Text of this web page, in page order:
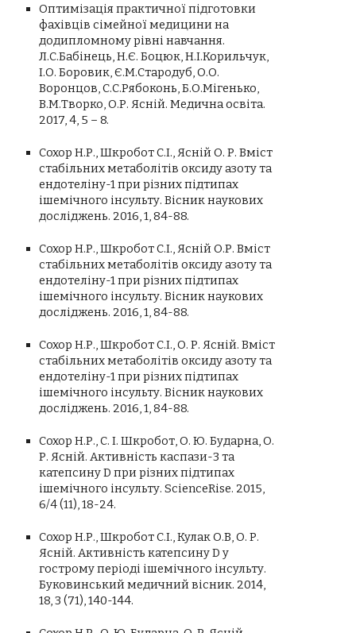
Оптимізація практичної підготовки
фахівців сімейної медицини на
додипломному рівні навчання.
Л.С.Бабінець, Н.Є. Боцюк, Н.І.Корильчук,
І.О. Боровик, Є.М.Стародуб, О.О.
Воронцов, С.С.Рябоконь, Б.О.Мігенько,
В.М.Творко, О.Р. Ясній. Медична освіта.
2017, 4, 5 – 8.
Сохор Н.Р., Шкробот С.І., Ясній О. Р. Вміст
стабільних метаболітів оксиду азоту та
ендотеліну-1 при різних підтипах
ішемічного інсульту. Вісник наукових
досліджень. 2016, 1, 84-88.
Сохор Н.Р., Шкробот С.І., Ясній О.Р. Вміст
стабільних метаболітів оксиду азоту та
ендотеліну-1 при різних підтипах
ішемічного інсульту. Вісник наукових
досліджень. 2016, 1, 84-88.
Сохор Н.Р., Шкробот С.І., О. Р. Ясній. Вміст
стабільних метаболітів оксиду азоту та
ендотеліну-1 при різних підтипах
ішемічного інсульту. Вісник наукових
досліджень. 2016, 1, 84-88.
Сохор Н.Р., С. І. Шкробот, О. Ю. Бударна, О.
Р. Ясній. Активність каспази-3 та
катепсину D при різних підтипах
ішемічного інсульту. ScienceRise. 2015,
6/4 (11), 18-24.
Сохор Н.Р., Шкробот С.І., Кулак О.В, О. Р.
Ясній. Активність катепсину D у
гострому періоді ішемічного інсульту.
Буковинський медичний вісник. 2014,
18, 3 (71), 140-144.